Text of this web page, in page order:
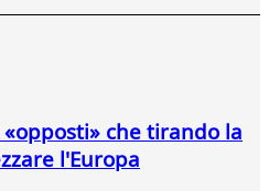
che tirando la
l'Europa